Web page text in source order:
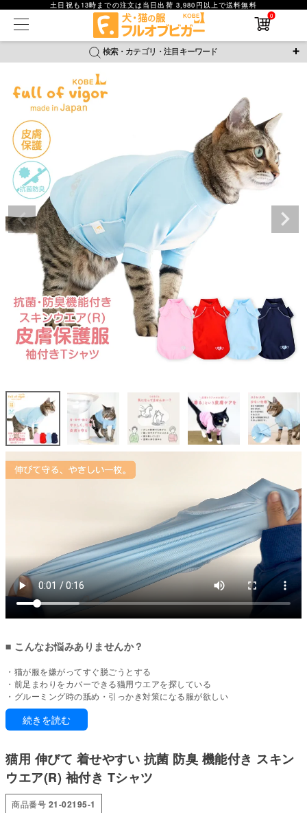
土日祝も13時までの注文は当日出荷 3,980円以上で送料無料
0
検索・カテゴリ・注目キーワード
ジャージ 防蚊 ラッシュガード
背中開きアイテム
新作アイテム
返品・交換について ご利用ガイド
詳細検索
在庫なし商品
在庫なし商品を表示しない
価格が安い順
価格が高い順
レビュー数順
■ こんなお悩みありませんか？
・猫が服を嫌がってすぐ脱ごうとする
・前足まわりをカバーできる猫用ウエアを探している
・グルーミング時の舐め・引っかき対策になる服が欲しい
・動きやすくて日常的に着せやすい猫服がない
・軽くて扱いやすい通年使える猫服を探している
・のびがよく着せやすい猫服を選びたい
前足までカバーする、猫用ストレッチTシャツ。
皮膚トラブルに悩む我が子のデリケートな肌を、やさしく包み込むスキンウ
エア。
薬に頼るだけでなく、服を着ることで舐め壊しや掻きむしりによる二次的な
被害を抑えるという、新しいケアのかたちです。
続きを読む
猫用 伸びて 着せやすい 抗菌 防臭 機能付き スキン
ウエア(R) 袖付き Tシャツ
商品番号 21-02195-1